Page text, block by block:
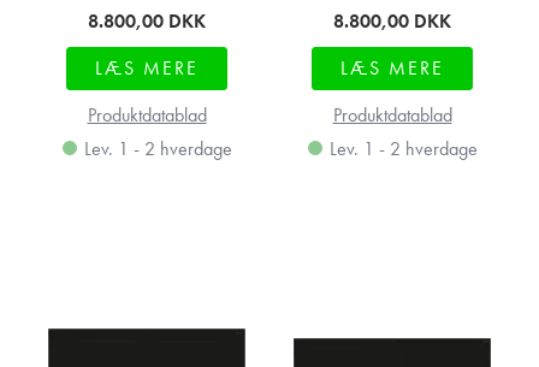
8.800,00 DKK
LÆS MERE
Produktdatablad
Lev. 1 - 2 hverdage
8.800,00 DKK
LÆS MERE
Produktdatablad
Lev. 1 - 2 hverdage